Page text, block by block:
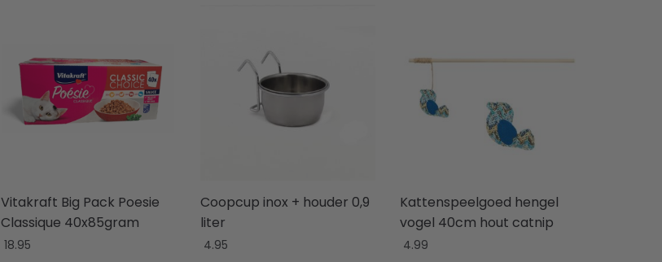
Vitakraft Big Pack Poesie
Classique 40x85gram
18.95
Coopcup inox + houder 0,9
liter
4.95
Kattenspeelgoed hengel
vogel 40cm hout catnip
4.99